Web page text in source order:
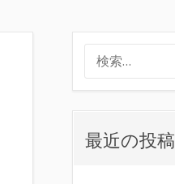
最近の投稿